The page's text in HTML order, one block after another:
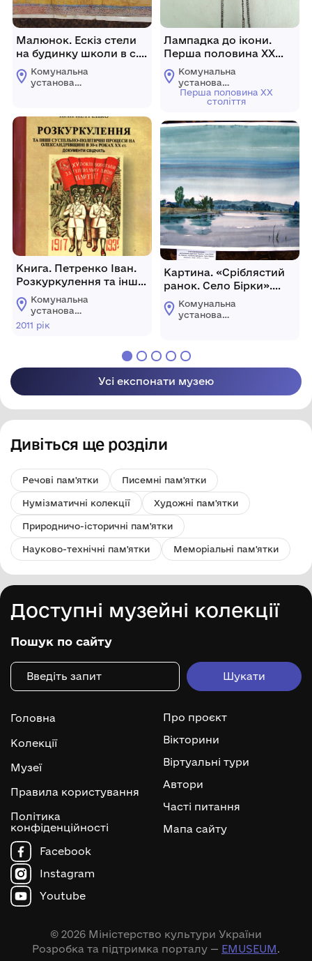
Малюнок. Ескіз стели
на будинку школи в с.
Бірках.
Комунальна
установа
Олександрівської
селищної ради
Кропивницького
району
Кіровоградської
області
Книга. Петренко Іван.
Розкуркулення та інші
суспільно-політичні
процеси на
Олександрівщині в 30-х
роках ХХ ст. Документи
Українське
видавництво. – 2011. –
Комунальна
установа
"Олександрівський
краєзнавчий музей
Кропивницького
Кіровоградської
2011 рік
Лампадка до ікони.
Перша половина XX
століття, с. Бірки.
Комунальна
установа
"Олександрівський
краєзнавчий музей
селищної ради
району
Кіровоградської
області
Перша половина XX
століття
Картина. «Сріблястий
ранок. Село Бірки».
Автор Кравченко
Анатолій, заслужений
Акварель, папір. 2016 р.,
с. Бірки.
Комунальна
установа
селищної ради
Кропивницького
району
Усі експонати музею
Дивіться ще розділи
Речові пам'ятки Писемні пам'ятки
Нумізматичні колекції Художні пам'ятки
Природничо-історичні пам'ятки
Науково-технічні пам'ятки Меморіальні пам'ятки
Доступні музейні колекції
Пошук по сайту
Головна
Колекції
Музеї
Правила користування
Політика
конфіденційності
Про проєкт
Вікторини
Віртуальні тури
Автори
Часті питання
Мапа сайту
Facebook
Instagram
Youtube
© 2026 Міністерство культури України
Розробка та підтримка порталу — EMUSEUM.